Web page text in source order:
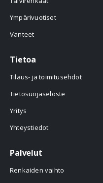
Ympärivuotiset
Vanteet
Tietoa
Tilaus- ja toimitusehdot
Tietosuojaseloste
Yritys
Yhteystiedot
Palvelut
Renkaiden vaihto